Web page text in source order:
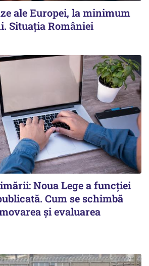
ale Europei, la minimum
Situația României
Noua Lege a funcției
Cum se schimbă
și evaluarea